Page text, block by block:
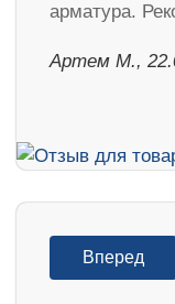
арматура.
Артем М.,
Вперед